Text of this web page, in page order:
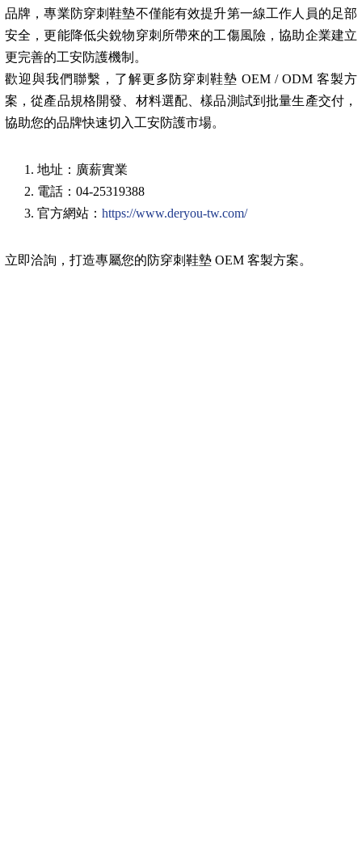
品牌，專業防穿刺鞋墊不僅能有效提升第一線工作人員的足部
安全，更能降低尖銳物穿刺所帶來的工傷風險，協助企業建立
更完善的工安防護機制。
歡迎與我們聯繫，了解更多防穿刺鞋墊 OEM / ODM 客製方
案，從產品規格開發、材料選配、樣品測試到批量生產交付，
協助您的品牌快速切入工安防護市場。
地址：廣薪實業
電話：04-25319388
官方網站： https://www.deryou-tw.com/
立即洽詢，打造專屬您的防穿刺鞋墊 OEM 客製方案。